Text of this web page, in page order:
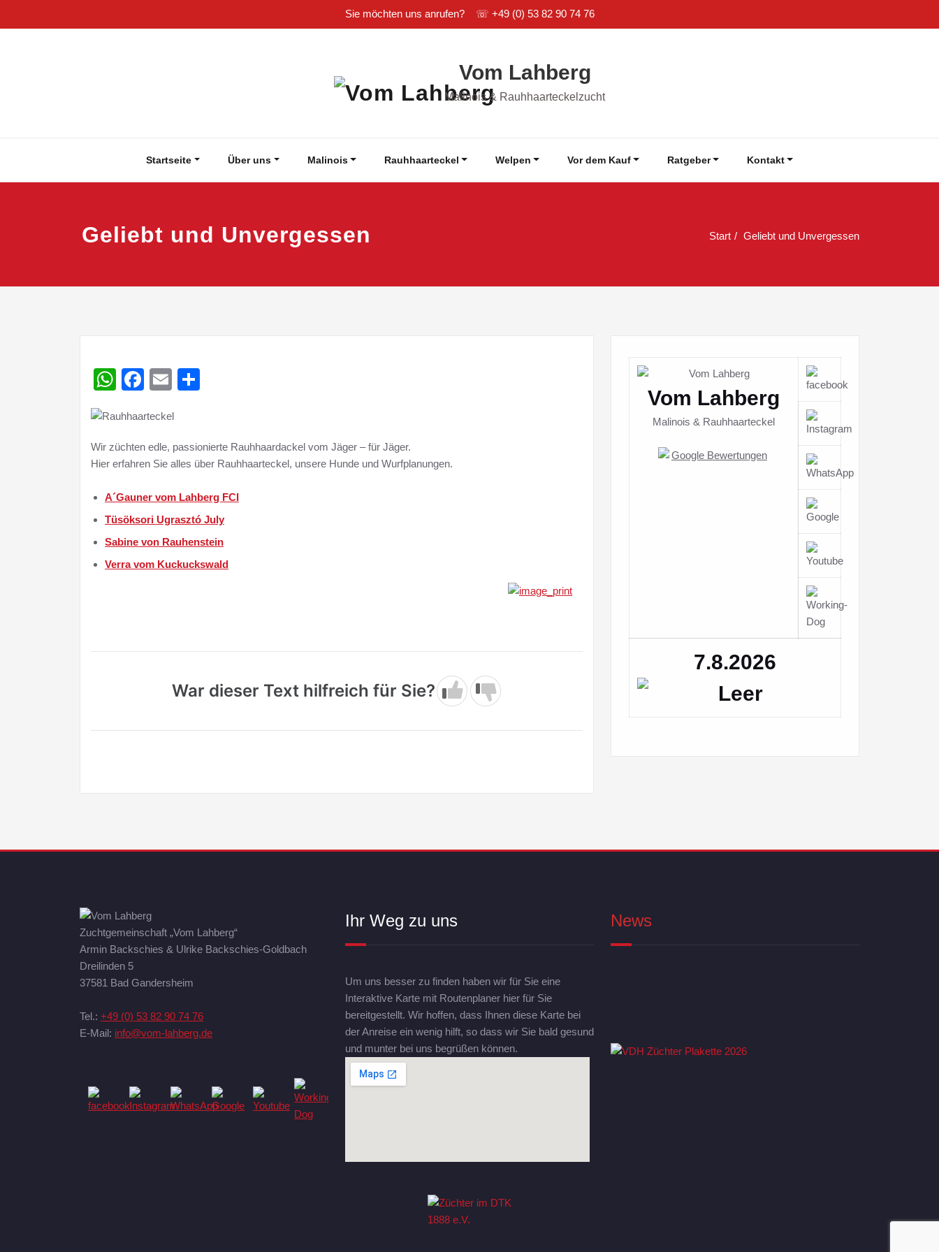
Sie möchten uns anrufen? ☏ +49 (0) 53 82 90 74 76
Vom Lahberg
Malinois & Rauhhaarteckelzucht
Startseite Über uns Malinois Rauhhaarteckel Welpen Vor dem Kauf Ratgeber Kontakt
Geliebt und Unvergessen Start Geliebt und Unvergessen
WhatsApp
Facebook
Email
Wir züchten edle, passionierte Rauhhaardackel vom Jäger – für Jäger.
Hier erfahren Sie alles über Rauhhaarteckel, unsere Hunde und Wurfplanungen.
A´Gauner vom Lahberg FCI
Tüsöksori Ugrasztó July
Sabine von Rauhenstein
Verra vom Kuckuckswald
War dieser Text hilfreich für Sie?
Vom Lahberg
Malinois & Rauhhaarteckel
7.8.2026
Zuchtgemeinschaft „Vom Lahberg“
Armin Backschies & Ulrike Backschies-Goldbach
Dreilinden 5
37581 Bad Gandersheim
Tel.: +49 (0) 53 82 90 74 76
E-Mail: info@vom-lahberg.de
Ihr Weg zu uns
Um uns besser zu finden haben wir für Sie eine
Interaktive Karte mit Routenplaner hier für Sie
bereitgestellt. Wir hoffen, dass Ihnen diese Karte bei
der Anreise ein wenig hilft, so dass wir Sie bald gesund
und munter bei uns begrüßen können.
News